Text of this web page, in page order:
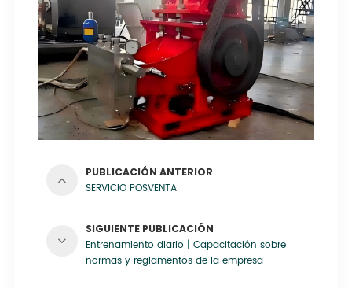
PUBLICACIÓN ANTERIOR
SERVICIO POSVENTA
SIGUIENTE PUBLICACIÓN
Entrenamiento diario | Capacitación sobre
normas y reglamentos de la empresa